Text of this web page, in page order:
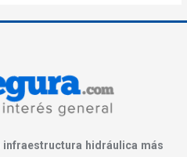
infraestructura hidráulica más